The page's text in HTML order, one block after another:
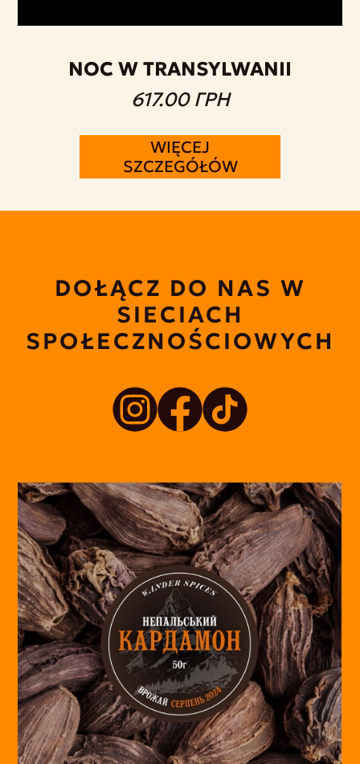
NOC W TRANSYLWANII
617.00 ГРН
WIĘCEJ
SZCZEGÓŁÓW
DOŁĄCZ DO NAS W
SIECIACH
SPOŁECZNOŚCIOWYCH